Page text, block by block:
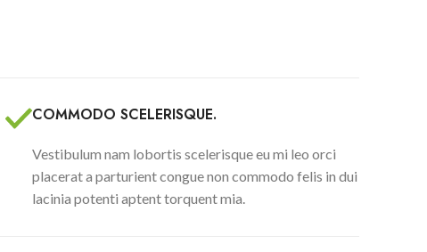
COMMODO SCELERISQUE.
Vestibulum nam lobortis scelerisque eu mi leo orci
placerat a parturient congue non commodo felis in dui
lacinia potenti aptent torquent mia.